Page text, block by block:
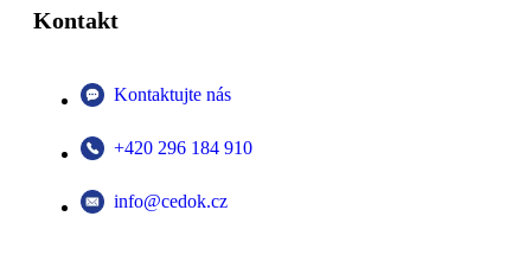
Kontakt
Kontaktujte nás
+420 296 184 910
info@cedok.cz